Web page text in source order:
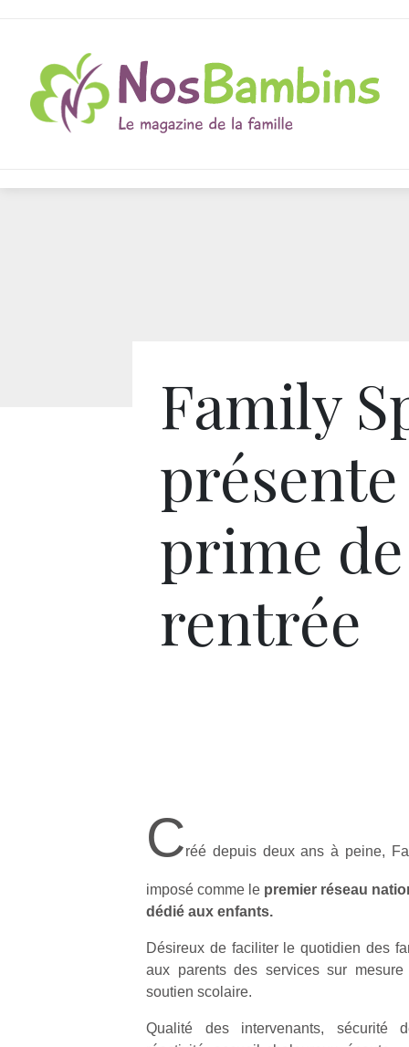
Family
présente
prime de
rentrée
Créé depuis deux ans à peine,
imposé comme le premier réseau
dédié aux enfants.
Désireux de faciliter le quotidien des
aux parents des services sur
soutien scolaire.
Qualité des intervenants, sécurité